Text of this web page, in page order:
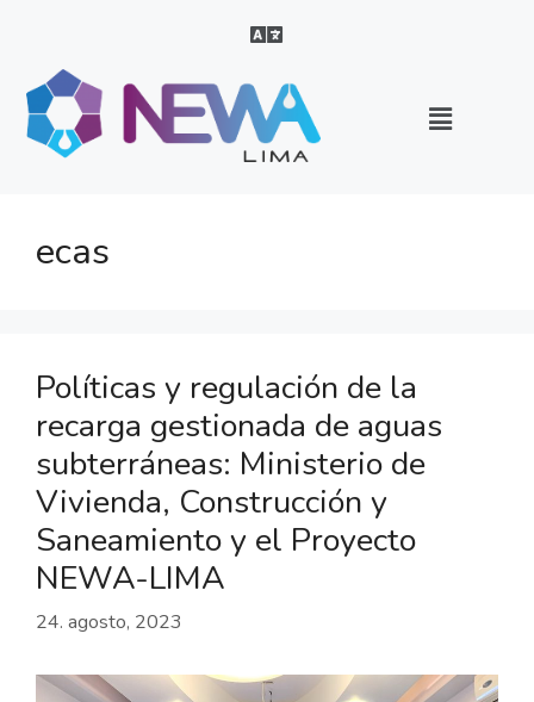
ecas
Políticas y regulación de la
recarga gestionada de aguas
subterráneas: Ministerio de
Vivienda, Construcción y
Saneamiento y el Proyecto
NEWA-LIMA
24. agosto, 2023